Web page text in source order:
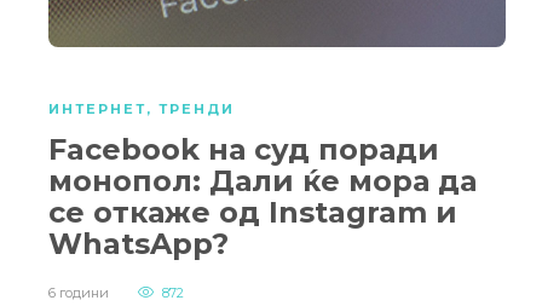
ИНТЕРНЕТ, ТРЕНДИ
Facebook на суд поради
монопол: Дали ќе мора да
се откаже од Instagram и
WhatsApp?
6 години 872